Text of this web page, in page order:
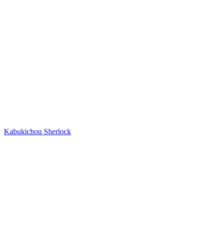
Kabukichou Sherlock